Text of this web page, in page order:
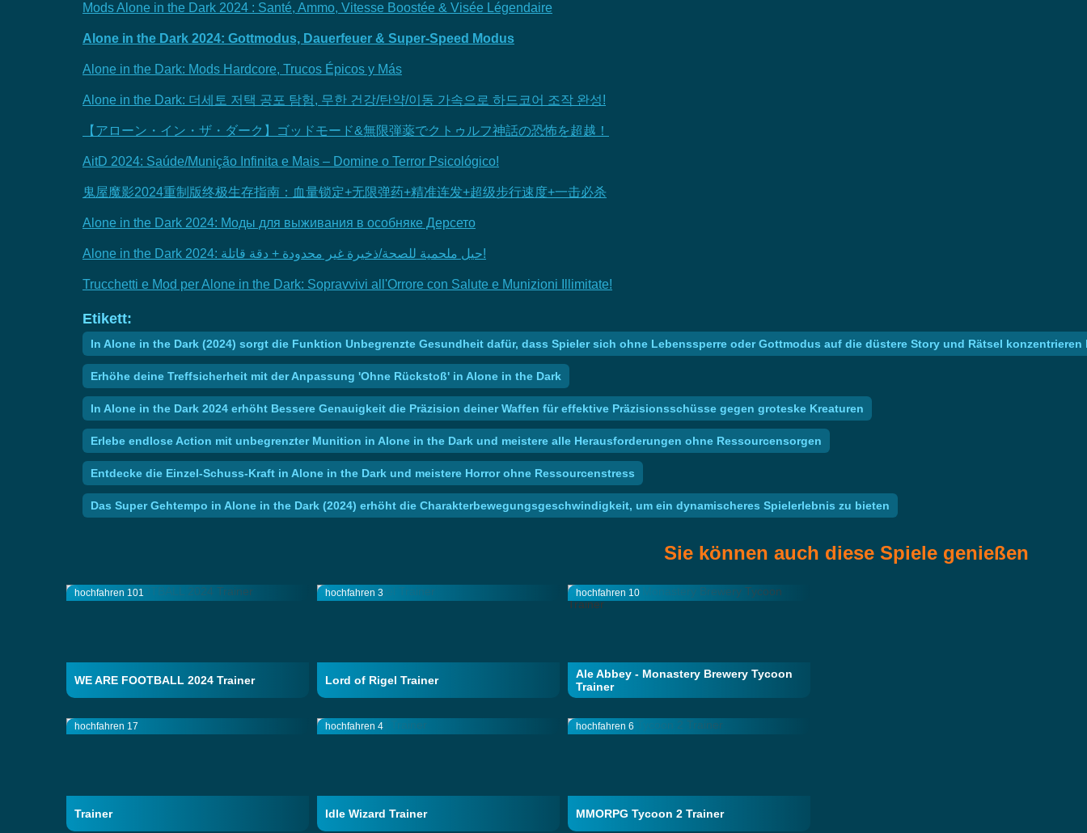
Mods Alone in the Dark 2024 : Santé, Ammo, Vitesse Boostée & Visée Légendaire
Alone in the Dark 2024: Gottmodus, Dauerfeuer & Super-Speed Modus
Alone in the Dark: Mods Hardcore, Trucos Épicos y Más
Alone in the Dark: 더세토 저택 공포 탐험, 무한 건강/탄약/이동 가속으로 하드코어 조작 완성!
【アローン・イン・ザ・ダーク】ゴッドモード&無限弾薬でクトゥルフ神話の恐怖を超越！
AitD 2024: Saúde/Munição Infinita e Mais – Domine o Terror Psicológico!
鬼屋魔影2024重制版终极生存指南：血量锁定+无限弹药+精准连发+超级步行速度+一击必杀
Alone in the Dark 2024: Моды для выживания в особняке Дерсето
Alone in the Dark 2024: حيل ملحمية للصحة/ذخيرة غير محدودة + دقة قاتلة!
Trucchetti e Mod per Alone in the Dark: Sopravvivi all'Orrore con Salute e Munizioni Illimitate!
Etikett:
In Alone in the Dark (2024) sorgt die Funktion Unbegrenzte Gesundheit dafür, dass Spieler sich ohne Lebenssperre oder Gottmodus auf die düstere Story und Rätsel konzentrieren
Erhöhe deine Treffsicherheit mit der Anpassung 'Ohne Rückstoß' in Alone in the Dark
In Alone in the Dark 2024 erhöht Bessere Genauigkeit die Präzision deiner Waffen für effektive Präzisionsschüsse gegen groteske Kreaturen
Erlebe endlose Action mit unbegrenzter Munition in Alone in the Dark und meistere alle Herausforderungen ohne Ressourcensorgen
Entdecke die Einzel-Schuss-Kraft in Alone in the Dark und meistere Horror ohne Ressourcenstress
Das Super Gehtempo in Alone in the Dark (2024) erhöht die Charakterbewegungsgeschwindigkeit, um ein dynamischeres Spielerlebnis zu bieten
Sie können auch diese Spiele genießen
hochfahren 101
WE ARE FOOTBALL 2024 Trainer
hochfahren 3
Lord of Rigel Trainer
hochfahren 10
Ale Abbey - Monastery Brewery Tycoon
Trainer
hochfahren 17
Trainer
hochfahren 4
Idle Wizard Trainer
hochfahren 6
MMORPG Tycoon 2 Trainer